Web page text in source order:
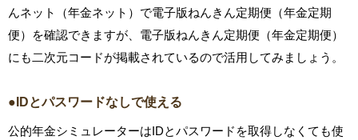
んネット（年金ネット）で電子版ねんきん定期便（年金定期
便）を確認できますが、電子版ねんきん定期便（年金定期便）
にも二次元コードが掲載されているので活用してみましょう。
●IDとパスワードなしで使える
公的年金シミュレーターはIDとパスワードを取得しなくても使